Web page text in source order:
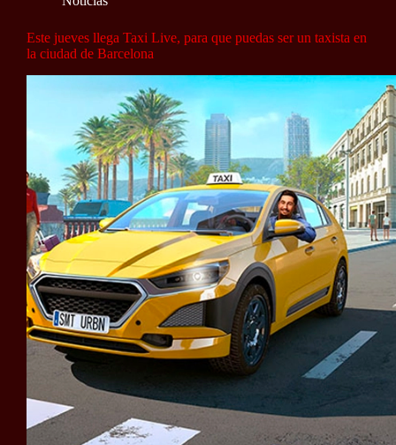
Este jueves llega Taxi Live, para que puedas ser un taxista en
la ciudad de Barcelona